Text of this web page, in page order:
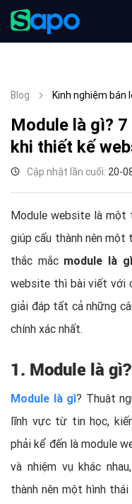
Blog Kinh nghiệm bán
Module là gì?
khi thiết kế
Cập nhật lần cuối: 20-
Module website là một
giúp cấu thành nên một
thắc mắc module là gì
website thì bài viết với
giải đáp tất cả những
chính xác nhất.
1. Module là gì?
Module là gì? Thuật
lĩnh vực từ tin học,
phải kể đến là module
và nhiệm vụ khác
thành nên một hình